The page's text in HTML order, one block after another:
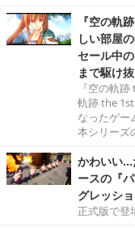
『空の軌
しい部屋
セール中
まで駆け
『空の軌
軌跡 the
なったゲー
本シリーズ
かわいい…
ースの『
グレッシ
正式版で登